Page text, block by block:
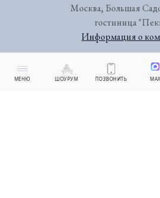
МЕНЮ ШОУРУМ ПОЗВОНИТЬ MAX
Москва, Большая
гостиница
Информация о